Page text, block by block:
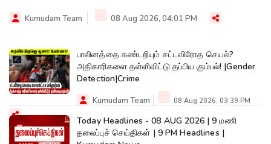
Kumudam Team 08 Aug 2026, 04:01 PM
பாலினத்தை கண்டறியும் சட்டவிரோத செயல்?
அதிகாரிகளை தள்ளிவிட்டு தப்பிய கும்பல்! |Gender
Detection|Crime
Kumudam Team 08 Aug 2026, 03:39 PM
Today Headlines - 08 AUG 2026 | 9 மணி
தலைப்புச் செய்திகள் | 9 PM Headlines |